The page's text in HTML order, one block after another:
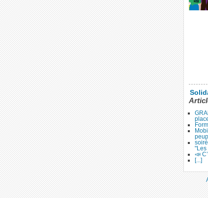
"Les
📣
[...]